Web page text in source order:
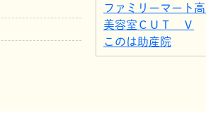
ファミリーマート
美容室ＣＵＴ Ｖ
このは助産院
ローソン 高知一